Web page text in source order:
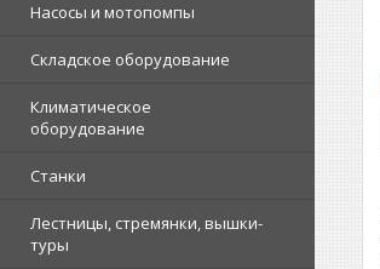
Насосы и мотопомпы
Складское оборудование
Климатическое
оборудование
Станки
Лестницы, стремянки, вышки-
туры